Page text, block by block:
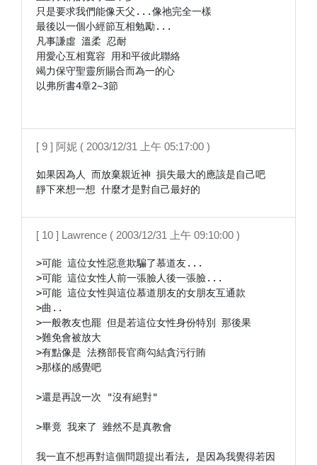
只是要求我們能像天父...像祂完全一樣
最後以一個小經節互相勉勵...
凡事謙虛 溫柔 忍耐
用愛心互相寬容 用和平彼此聯絡
竭力保守聖靈所賜合而為一的心
以弗所書4章2~3節
[ 9 ] 阿妮 ( 2003/12/31 上午 05:17:00 )
如果因為人 而放棄親近神 損失最大的應該是自己吧
靜下來想一想 什麼才是對自己最好的
[ 10 ] Lawrence ( 2003/12/31 上午 09:10:00 )
>可能 這位女性惡意欺騙了慕道友...
>可能 這位女性人前一張臉人後一張臉...
>可能 這位女性與這位慕道朋友的女朋友互通款
>曲..
>一般教友也罷 但是若這位女性身份特別 那後果
>難免會被放大
>有點像是 法務部長官商勾結貪污行賄
>那樣的感覺吧
>還是再說一次 "沒有絕對"
>畢竟 我來了 雖然不是真教會
我一直不想再對這個問題提出看法, 是因為我覺得若因